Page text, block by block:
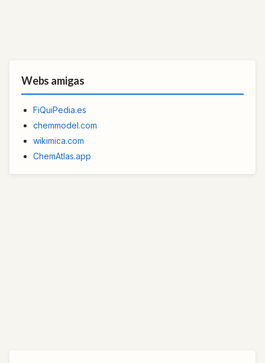
Webs amigas
FiQuiPedia.es
chemmodel.com
wikimica.com
ChemAtlas.app